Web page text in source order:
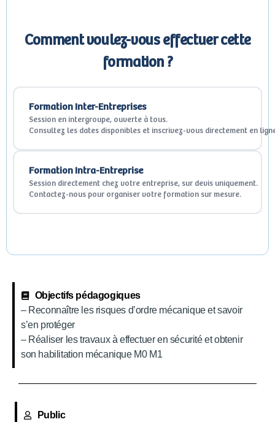
Comment voulez-vous effectuer cette
formation ?
Formation Inter-Entreprises
Session en intergroupe, ouverte à tous.
Consultez les dates disponibles et inscrivez-vous directement en
Formation Intra-Entreprise
Session directement chez votre entreprise, sur devis uniquement.
Contactez-nous pour organiser votre formation sur mesure.
Objectifs pédagogiques
– Reconnaître les risques d’ordre mécanique et savoir
s’en protéger
– Réaliser les travaux à effectuer en sécurité et obtenir
son habilitation mécanique M0 M1
Public